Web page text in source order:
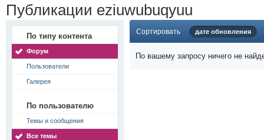
Публикации eziuwubuqyuu
По типу контента
Форум
Пользователи
Галерея
По пользователю
Темы и сообщения
Все темы
Сортировать дате обновления
По вашему запросу ничего не